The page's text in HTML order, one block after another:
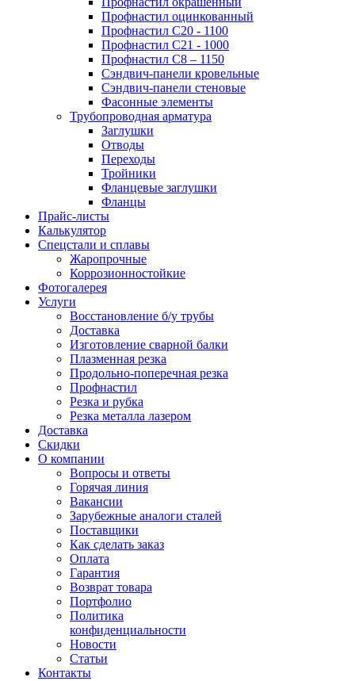
Профнастил оцинкованный
Профнастил С20 - 1100
Профнастил С21 - 1000
Профнастил С8 – 1150
Сэндвич-панели кровельные
Сэндвич-панели стеновые
Фасонные элементы
Трубопроводная арматура
Заглушки
Отводы
Переходы
Тройники
Фланцевые заглушки
Фланцы
Прайс-листы
Калькулятор
Спецстали и сплавы
Жаропрочные
Коррозионностойкие
Фотогалерея
Услуги
Восстановление б/у трубы
Доставка
Изготовление сварной балки
Плазменная резка
Продольно-поперечная резка
Профнастил
Резка и рубка
Резка металла лазером
Доставка
Скидки
О компании
Вопросы и ответы
Горячая линия
Вакансии
Зарубежные аналоги сталей
Поставщики
Как сделать заказ
Оплата
Гарантия
Возврат товара
Портфолио
Политика
конфиденциальности
Новости
Статьи
Контакты